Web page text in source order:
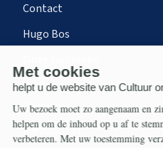
Contact
Hugo Bos
Steun ons
Nieuwsbrief